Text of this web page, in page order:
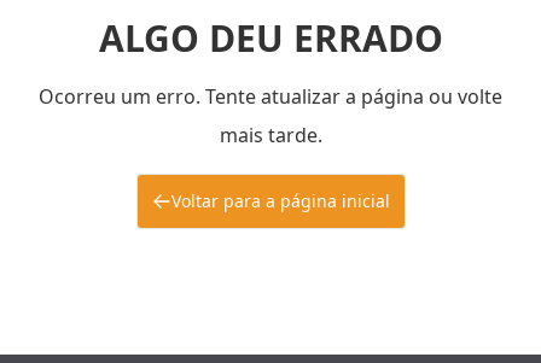
ALGO DEU ERRADO
Ocorreu um erro. Tente atualizar a página ou volte
mais tarde.
Voltar para a página inicial